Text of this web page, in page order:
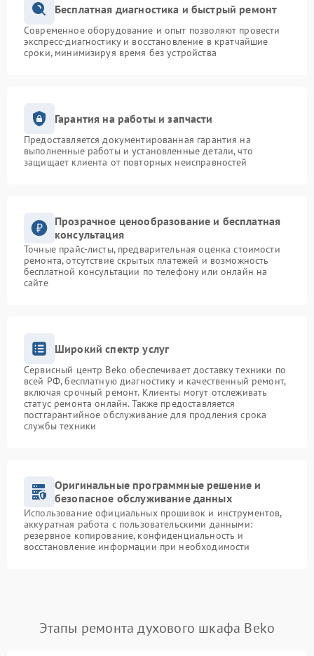
Бесплатная диагностика и быстрый ремонт
Современное оборудование и опыт позволяют провести
экспресс-диагностику и восстановление в кратчайшие
сроки, минимизируя время без устройства
Гарантия на работы и запчасти
Предоставляется документированная гарантия на
выполненные работы и установленные детали, что
защищает клиента от повторных неисправностей
Прозрачное ценообразование и бесплатная
консультация
Точные прайс-листы, предварительная оценка стоимости
ремонта, отсутствие скрытых платежей и возможность
бесплатной консультации по телефону или онлайн на
сайте
Широкий спектр услуг
Сервисный центр Beko обеспечивает доставку техники по
всей РФ, бесплатную диагностику и качественный ремонт,
включая срочный ремонт. Клиенты могут отслеживать
статус ремонта онлайн. Также предоставляется
постгарантийное обслуживание для продления срока
службы техники
Оригинальные программные решение и
безопасное обслуживание данных
Использование официальных прошивок и инструментов,
аккуратная работа с пользовательскими данными:
резервное копирование, конфиденциальность и
восстановление информации при необходимости
Этапы ремонта духового шкафа Beko